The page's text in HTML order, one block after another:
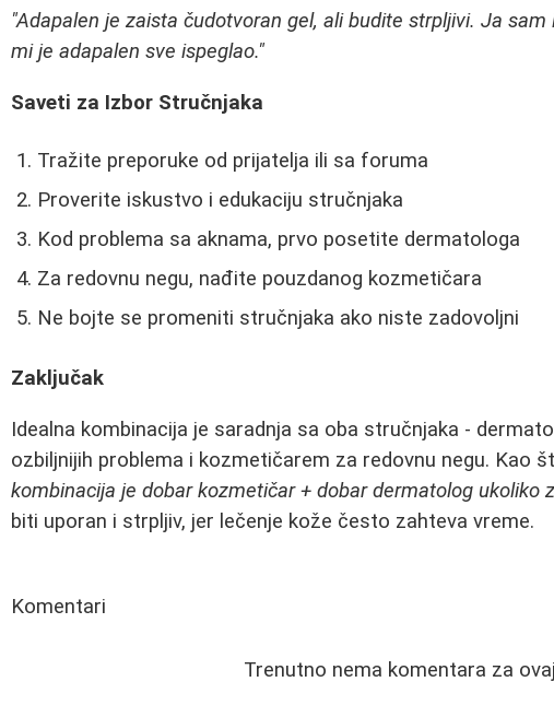
"Adapalen je zaista čudotvoran gel, ali budite strpljivi. Ja
mi je adapalen sve ispeglao."
Saveti za Izbor Stručnjaka
Tražite preporuke od prijatelja ili sa foruma
Proverite iskustvo i edukaciju stručnjaka
Kod problema sa aknama, prvo posetite dermatologa
Za redovnu negu, nađite pouzdanog kozmetičara
Ne bojte se promeniti stručnjaka ako niste zadovoljni
Zaključak
Idealna kombinacija je saradnja sa oba stručnjaka -
ozbiljnijih problema i kozmetičarem za redovnu negu. Kao
kombinacija je dobar kozmetičar + dobar dermatolog ukoliko
biti uporan i strpljiv, jer lečenje kože često zahteva vreme.
Komentari
Trenutno nema komentara za